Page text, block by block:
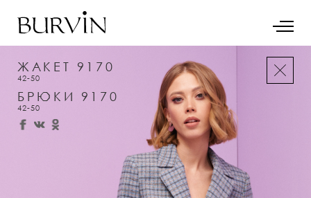
ЖАКЕТ 9170
42-50
БРЮКИ 9170
42-50